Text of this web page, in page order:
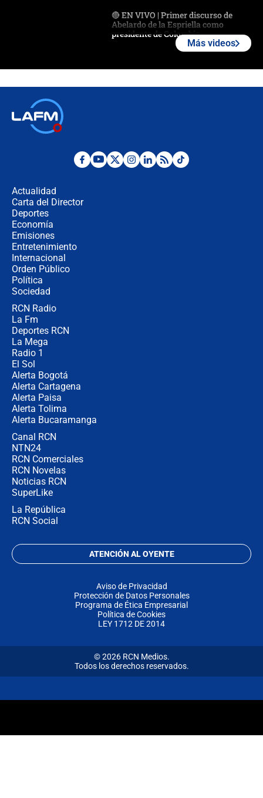
🔴 EN VIVO | Primer discurso de
Abelardo de la Espriella como
presidente de Colombia
Desde dermatitis hasta infecciones:
Más videos
Actualidad
Carta del Director
Deportes
Economía
Emisiones
Entretenimiento
Internacional
Orden Público
Política
Sociedad
RCN Radio
La Fm
Deportes RCN
La Mega
Radio 1
El Sol
Alerta Bogotá
Alerta Cartagena
Alerta Paisa
Alerta Tolima
Alerta Bucaramanga
Canal RCN
NTN24
RCN Comerciales
RCN Novelas
Noticias RCN
SuperLike
La República
RCN Social
ATENCIÓN AL OYENTE
Aviso de Privacidad
Protección de Datos Personales
Programa de Ética Empresarial
Política de Cookies
LEY 1712 DE 2014
© 2026 RCN Medios.
Todos los derechos reservados.